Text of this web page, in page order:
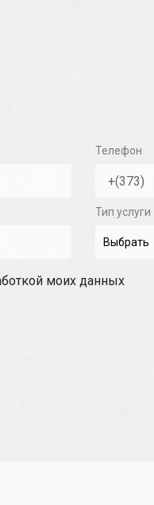
Телефон
Тип услуги
моих данных